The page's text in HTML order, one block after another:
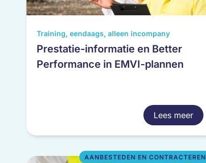
Training, eendaags, alleen incompany
Prestatie-informatie en Better
Performance in EMVI-plannen
Lees meer
Dit
product
heeft
meerdere
op
AANBESTEDEN EN CONTRACTEREN